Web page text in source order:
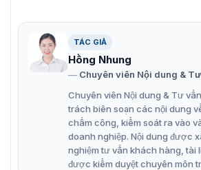
cần sử dụng chìa cơ.
TÁC GIẢ
Hồng Nhung
Chuyên viên Nội dung &
Chuyên viên Nội dung & Tư
trách biên soạn các nội dung
chấm công, kiểm soát ra vào
doanh nghiệp. Nội dung được
nghiệm tư vấn khách hàng, tài
được kiểm duyệt chuyên môn